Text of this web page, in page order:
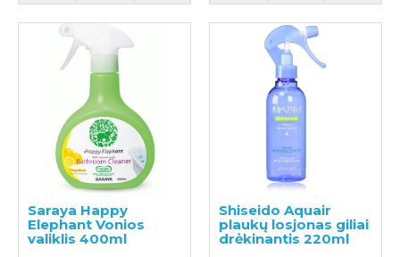
Saraya Happy
Elephant Vonios
valiklis 400ml
Shiseido Aquair
plaukų losjonas giliai
drėkinantis 220ml